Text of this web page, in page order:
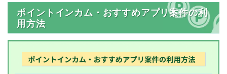
ポイントインカム・おすすめアプリ案件の利
用方法